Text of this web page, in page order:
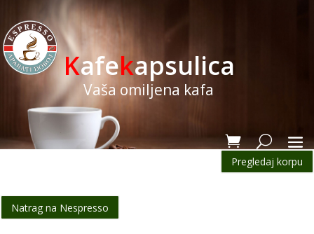
Kafekapsulica
Vaša omiljena kafa
Pregledaj korpu
Natrag na Nespresso